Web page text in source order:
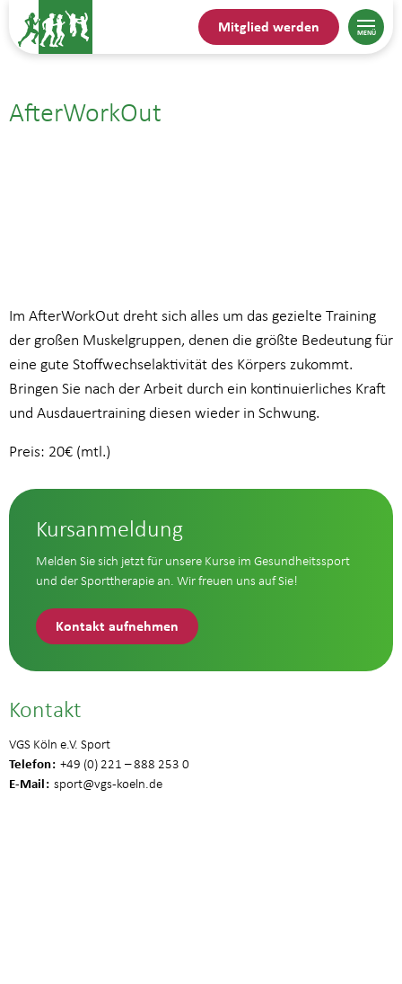
Mitglied werden
AfterWorkOut
Im AfterWorkOut dreht sich alles um das gezielte Training
der großen Muskelgruppen, denen die größte Bedeutung für
eine gute Stoffwechselaktivität des Körpers zukommt.
Bringen Sie nach der Arbeit durch ein kontinuierliches Kraft
und Ausdauertraining diesen wieder in Schwung.
Preis: 20€ (mtl.)
Kursanmeldung
Melden Sie sich jetzt für unsere Kurse im Gesundheitssport
und der Sporttherapie an. Wir freuen uns auf Sie!
Kontakt aufnehmen
Kontakt
VGS Köln e.V. Sport
Telefon +49 (0) 221 – 888 253 0
E-Mail sport@vgs-koeln.de